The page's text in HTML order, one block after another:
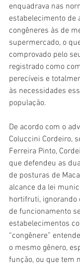
enquadrava nas
estabelecimento de
congêneres às de
supermercado, o
comprovado pelo
registrado como
perecíveis e
às necessidades
população.
De acordo com o
Coluccini Cordeiro,
Ferreira Pinto,
que defendeu as
de posturas de
alcance da lei
hortifruti, ignorando
de funcionamento
estabelecimentos
“congênere”
o mesmo gênero,
função, ou que tem